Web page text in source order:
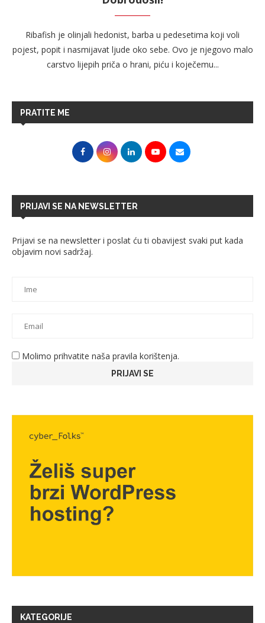
Ribafish je olinjali hedonist, barba u pedesetima koji voli
pojest, popit i nasmijavat ljude oko sebe. Ovo je njegovo malo
carstvo lijepih priča o hrani, piću i koječemu...
PRATITE ME
PRIJAVI SE NA NEWSLETTER
Prijavi se na newsletter i poslat ću ti obavijest svaki put kada
objavim novi sadržaj.
Molimo prihvatite naša pravila korištenja.
KATEGORIJE